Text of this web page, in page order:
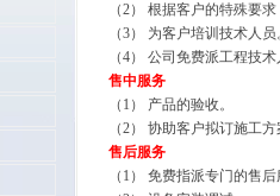
（2） 根据客户的特殊要
（3） 为客户培训技术人员
（4） 公司免费派工程技
售中服务
（1） 产品的验收。
（2） 协助客户拟订施工方
售后服务
（1） 免费指派专门的售